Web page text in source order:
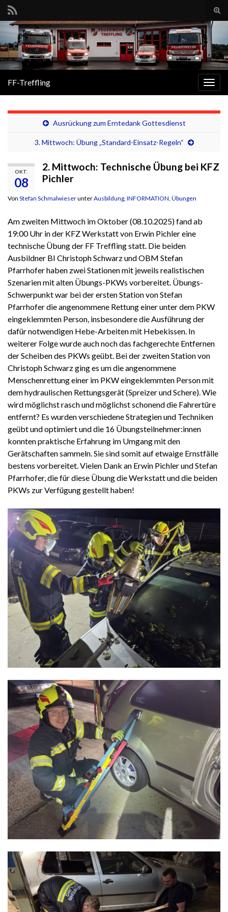
Search for:
FF-Treffling
Ausrückung zum Erntedank Gottesdienst
3. Mittwoch: Übung „Standard-Einsatz-Regeln“
OKT.
08
2. Mittwoch: Technische Übung bei KFZ
Pichler
Von Stefan SchmalwieserunterAusbildung INFORMATION Übungen
Am zweiten Mittwoch im Oktober (08.10.2025) fand ab
19:00 Uhr in der KFZ Werkstatt von Erwin Pichler eine
technische Übung der FF Treffling statt. Die beiden
Ausbildner BI Christoph Schwarz und OBM Stefan
Pfarrhofer haben zwei Stationen mit jeweils realistischen
Szenarien mit alten Übungs-PKWs vorbereitet. Übungs-
Schwerpunkt war bei der ersten Station von Stefan
Pfarrhofer die angenommene Rettung einer unter dem PKW
eingeklemmten Person, insbesondere die Ausführung der
dafür notwendigen Hebe-Arbeiten mit Hebekissen. In
weiterer Folge wurde auch noch das fachgerechte Entfernen
der Scheiben des PKWs geübt. Bei der zweiten Station von
Christoph Schwarz ging es um die angenommene
Menschenrettung einer im PKW eingeklemmten Person mit
dem hydraulischen Rettungsgerät (Spreizer und Schere). Wie
wird möglichst rasch und möglichst schonend die Fahrertüre
entfernt? Es wurden verschiedene Strategien und Techniken
geübt und optimiert und die 16 Übungsteilnehmer:innen
konnten praktische Erfahrung im Umgang mit den
Gerätschaften sammeln. Sie sind somit auf etwaige Ernstfälle
bestens vorbereitet. Vielen Dank an Erwin Pichler und Stefan
Pfarrhofer, die für diese Übung die Werkstatt und die beiden
PKWs zur Verfügung gestellt haben!